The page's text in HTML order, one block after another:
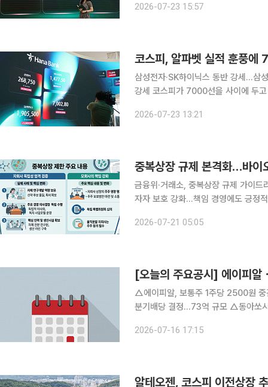
가 되살아났다. 코스닥도 5% 넘게 급
2026-07-23 15:57
코스피, 알파벳 실적 훈풍
삼성전자·SK하이닉스 동반 강세…삼
강세 코스피가 7000선을 사이에 두고 등락하고 있다. 알파벳의 2분기 실적이 시장 기대치를 웃돈
2026-07-23 13:21
금융위·거래소, 중복상장 규제 가이
자자 보호 강화…책임 경영에도 긍정적 영향 정부가 중복상장을 원칙적으로 제한하
모회사 일반주주 보호뿐 아니라 영업
2026-07-21 05:05
[오늘의 주요공시] 에이피알
△에이피알, 보통주 1주당 2500원 중간배당 결정..935
분기배당 결정...73억 규모 △동아쏘시오홀딩스, 보통주 1주당 700원 분기배당 결정...47억 규모
50원 중간배당 결정...14억 규모
2026-07-16 17:15
알테오젠, 코스피 이전상장